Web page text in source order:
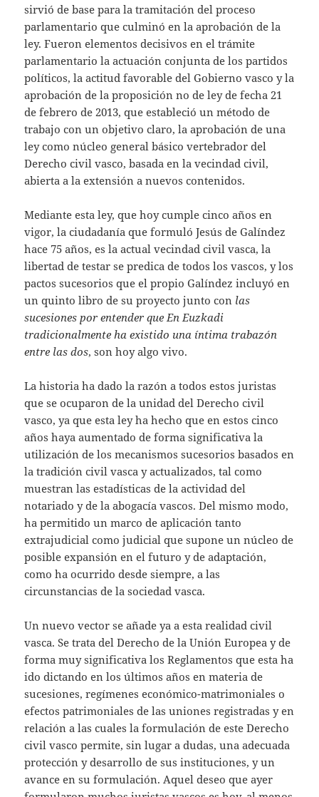
sirvió de base para la tramitación del proceso
parlamentario que culminó en la aprobación de la
ley. Fueron elementos decisivos en el trámite
parlamentario la actuación conjunta de los partidos
políticos, la actitud favorable del Gobierno vasco y la
aprobación de la proposición no de ley de fecha 21
de febrero de 2013, que estableció un método de
trabajo con un objetivo claro, la aprobación de una
ley como núcleo general básico vertebrador del
Derecho civil vasco, basada en la vecindad civil,
abierta a la extensión a nuevos contenidos.
Mediante esta ley, que hoy cumple cinco años en
vigor, la ciudadanía que formuló Jesús de Galíndez
hace 75 años, es la actual vecindad civil vasca, la
libertad de testar se predica de todos los vascos, y los
pactos sucesorios que el propio Galíndez incluyó en
un quinto libro de su proyecto junto con las
sucesiones por entender que En Euzkadi
tradicionalmente ha existido una íntima trabazón
entre las dos, son hoy algo vivo.
La historia ha dado la razón a todos estos juristas
que se ocuparon de la unidad del Derecho civil
vasco, ya que esta ley ha hecho que en estos cinco
años haya aumentado de forma significativa la
utilización de los mecanismos sucesorios basados en
la tradición civil vasca y actualizados, tal como
muestran las estadísticas de la actividad del
notariado y de la abogacía vascos. Del mismo modo,
ha permitido un marco de aplicación tanto
extrajudicial como judicial que supone un núcleo de
posible expansión en el futuro y de adaptación,
como ha ocurrido desde siempre, a las
circunstancias de la sociedad vasca.
Un nuevo vector se añade ya a esta realidad civil
vasca. Se trata del Derecho de la Unión Europea y de
forma muy significativa los Reglamentos que esta ha
ido dictando en los últimos años en materia de
sucesiones, regímenes económico-matrimoniales o
efectos patrimoniales de las uniones registradas y en
relación a las cuales la formulación de este Derecho
civil vasco permite, sin lugar a dudas, una adecuada
protección y desarrollo de sus instituciones, y un
avance en su formulación. Aquel deseo que ayer